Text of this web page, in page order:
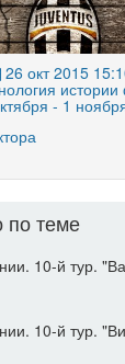
26 окт 2015
- 1
по теме
10-й тур.
10-й тур.